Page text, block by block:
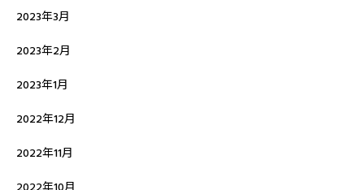
2023年3月
2023年2月
2023年1月
2022年12月
2022年11月